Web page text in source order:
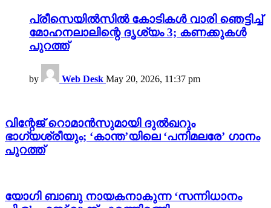
പ്രീസെയിൽസിൽ കോടികൾ വാരി ഞെട്ടിച്ച്
മോഹനലാലിന്റെ ദൃശ്യം 3; കണക്കുകൾ
പുറത്ത്
by Web Desk May 20, 2026, 11:37 pm
വിന്റേജ് റൊമാൻസുമായി ദുൽഖറും
ഭാഗ്യശ്രീയും; ‘കാന്ത’യിലെ ‘പനിമലരേ’ ഗാനം
പുറത്ത്
യോഗി ബാബു നായകനാകുന്ന ‘സന്നിധാനം